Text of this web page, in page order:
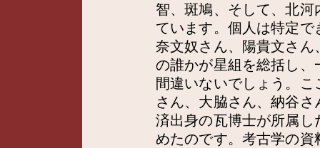
智、斑鳩、そして、北
ています。個人は特定
奈文奴さん、陽貴文さ
の誰かが星組を総括し
間違いないでしょう。
さん、大脇さん、納谷
済出身の瓦博士が所属
めたのです。考古学の